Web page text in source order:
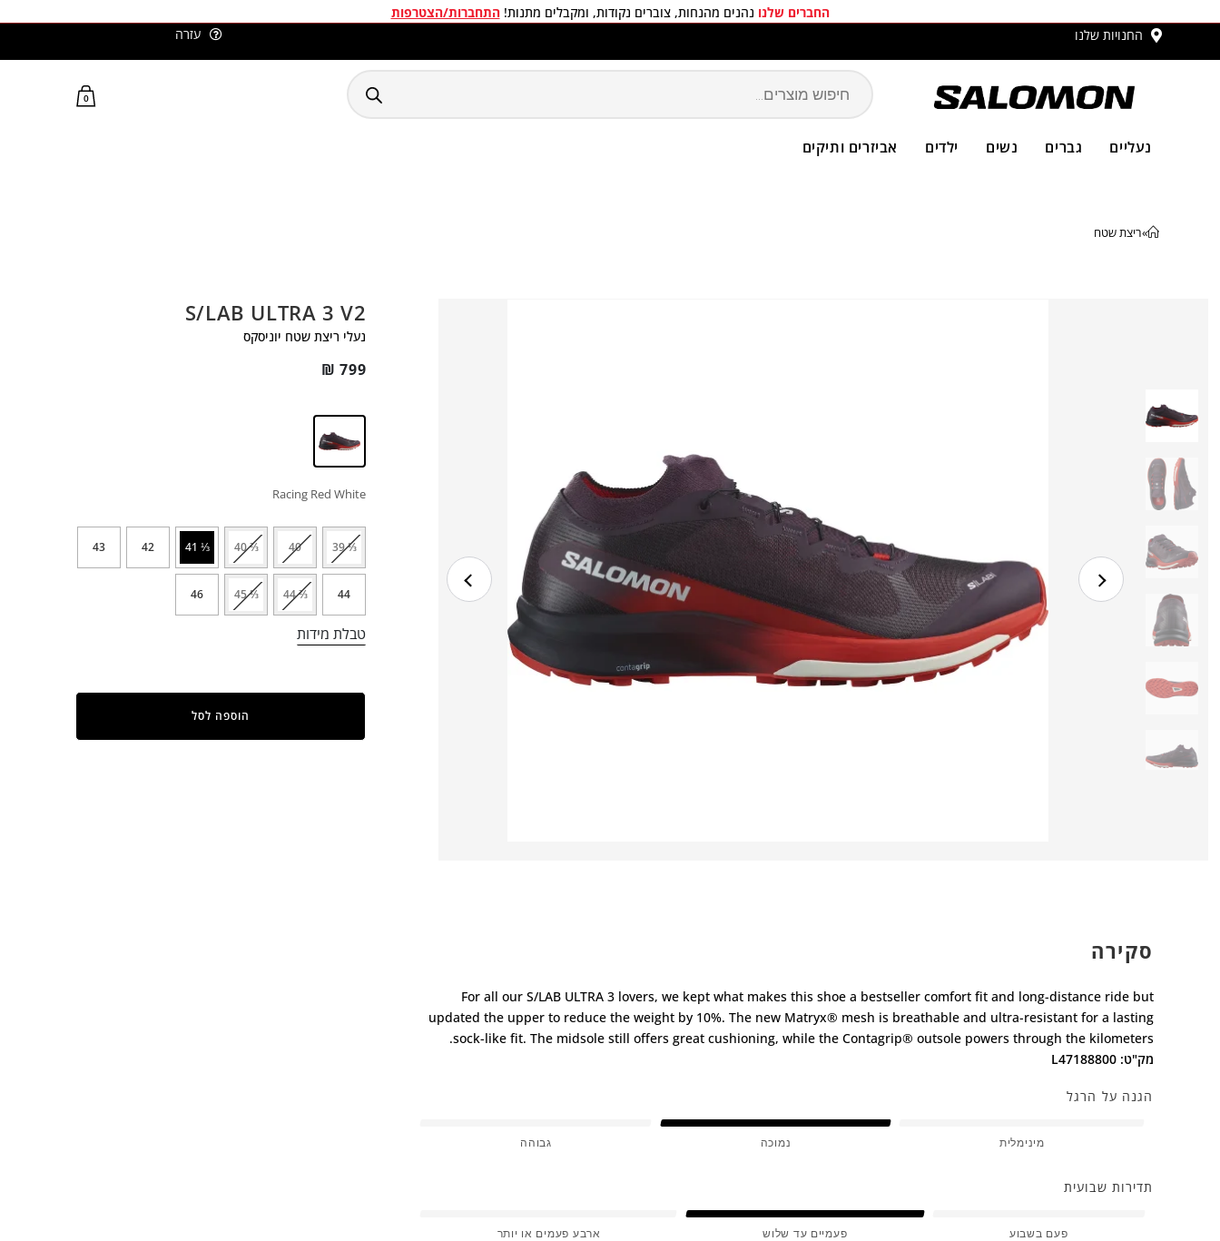
החברים שלנו נהנים מהנחות, צוברים נקודות, ומקבלים מתנות!התחברות/הצטרפות
החנויות שלנו
סלומון ישראל האתר הרשמי
עזרה
נעליים גברים נשים ילדים אביזרים ותיקים
0
»ריצת שטח
S/LAB ULTRA 3 V2
נעלי ריצת שטח יוניסקס
₪ 799
Racing Red White
⅓ 39
40
⅔ 40
⅓ 41
42
43
44
⅔ 44
⅓ 45
46
טבלת מידות
הוספה לסל
סקירה
For all our S/LAB ULTRA 3 lovers, we kept what makes this shoe a bestseller comfort fit and long-distance ride but
updated the upper to reduce the weight by 10%. The new Matryx® mesh is breathable and ultra-resistant for a lasting
sock-like fit. The midsole still offers great cushioning, while the Contagrip® outsole powers through the kilometers.
מק"ט: L47188800
הגנה על הרגל
מינימלית נמוכה גבוהה
תדירות שבועית
פעם בשבוע פעמיים עד שלוש ארבע פעמים או יותר